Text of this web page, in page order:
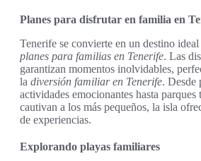
Planes para disfrutar en familia en
Tenerife se convierte en un destino ideal
planes para familias en Tenerife. Las
garantizan momentos inolvidables,
la diversión familiar en Tenerife. Desde
actividades emocionantes hasta parques
cautivan a los más pequeños, la isla
de experiencias.
Explorando playas familiares